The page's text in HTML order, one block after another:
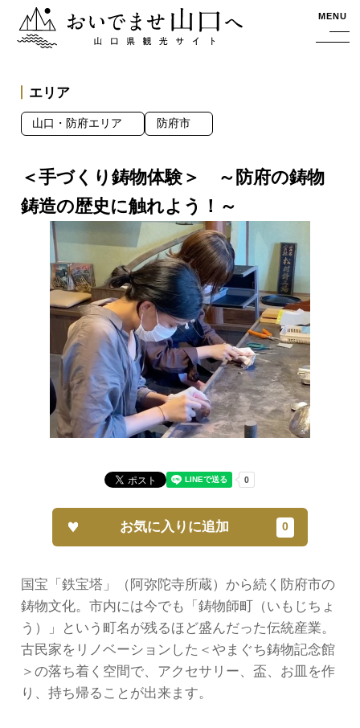
おいでませ山口へー山口県観光サイト MENU
＜手づくり鋳物体験＞ ～防府の鋳物
鋳造の歴史に触れよう！～
国宝「鉄宝塔」（阿弥陀寺所蔵）から続く防府市の
鋳物文化。市内には今でも「鋳物師町（いもじちょ
う）」という町名が残るほど盛んだった伝統産業。
古民家をリノベーションした＜やまぐち鋳物記念館
＞の落ち着く空間で、アクセサリー、盃、お皿を作
り、持ち帰ることが出来ます。
お気に入りに追加
エリア
山口・防府エリア 防府市